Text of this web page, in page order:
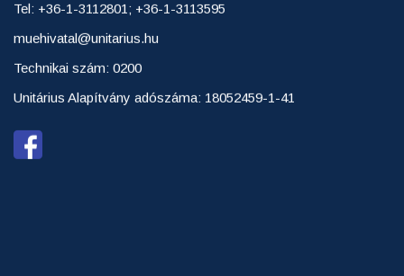
Tel: +36-1-3112801; +36-1-3113595
muehivatal@unitarius.hu
Technikai szám: 0200
Unitárius Alapítvány adószáma: 18052459-1-41